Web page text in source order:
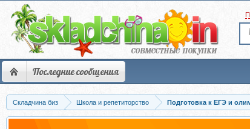
Последние сообщения
Складчина биз Школа и репетиторство Подготовка к ЕГЭ и